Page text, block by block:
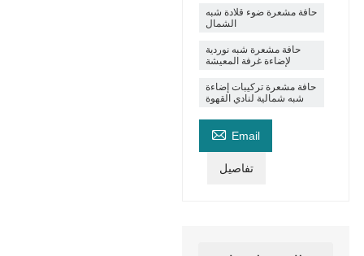
حافة مشعرة ضوء قلادة شبه
الشمال
حافة مشعرة شبه نوردية
لإضاءة غرفة المعيشة
حافة مشعرة تركيبات إضاءة
شبه شمالية لنادي القهوة
 Email
تفاصيل